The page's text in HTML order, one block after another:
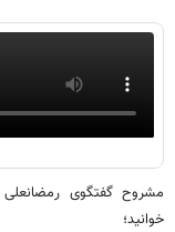
مشروح گفتگوی
خوانید؛